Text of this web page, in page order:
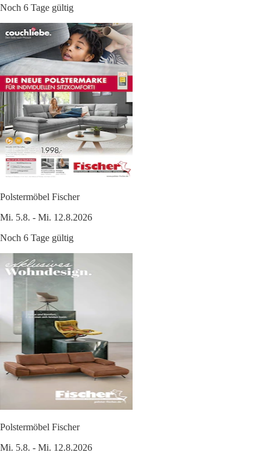
Noch 6 Tage gültig
Polstermöbel Fischer
Mi. 5.8. - Mi. 12.8.2026
Noch 6 Tage gültig
Polstermöbel Fischer
Mi. 5.8. - Mi. 12.8.2026